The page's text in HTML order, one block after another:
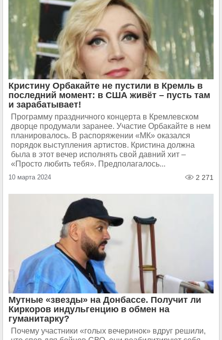
Кристину Орбакайте не пустили в Кремль в
последний момент: в США живёт – пусть там
и зарабатывает!
Программу праздничного концерта в Кремлевском
дворце продумали заранее. Участие Орбакайте в нем
планировалось. В распоряжении «МК» оказался
порядок выступления артистов. Кристина должна
была в этот вечер исполнять свой давний хит –
«Просто любить тебя». Предполагалось...
10 марта 2024 2 271
Мутные «звезды» на Донбассе. Получит ли
Киркоров индульгенцию в обмен на
гуманитарку?
Почему участники «голых вечеринок» вдруг решили,